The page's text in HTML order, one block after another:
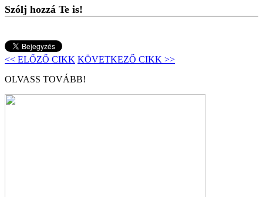
Szólj hozzá Te is!
<< ELŐZŐ CIKK KÖVETKEZŐ CIKK >>
OLVASS TOVÁBB!